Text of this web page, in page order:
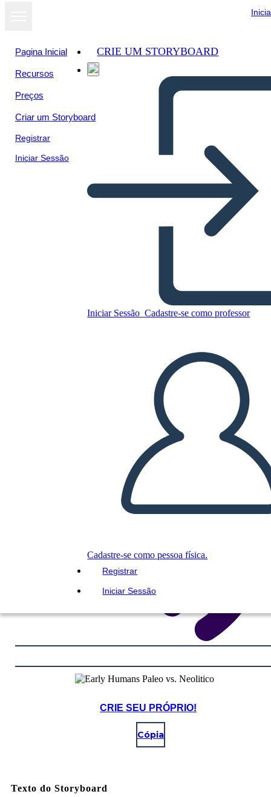
Pagina Inicial
Recursos
Preços
Criar um Storyboard
Registrar
Iniciar Sessão
CRIE UM STORYBOARD
Iniciar Sessão Cadastre-se como professor
Cadastre-se como pessoa física.
Registrar
Iniciar Sessão
Copie este storyboard
REPRODUZIR APRESENTAÇÃO DE SLIDES
LEIA PRA MIM
CRIE SEU PRÓPRIO!
Cópia
Texto do Storyboard